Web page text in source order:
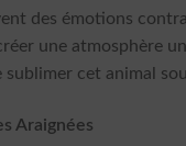
des émotions
une atmosphère
cet animal
Araignées